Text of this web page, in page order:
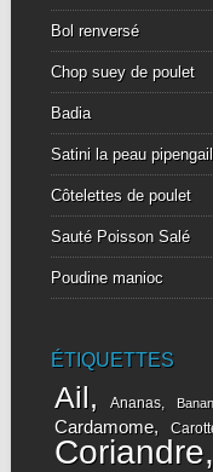
Bol renversé
Chop suey de poulet
Badia
Satini la peau
Côtelettes de poulet
Sauté Poisson Salé
Poudine manioc
ÉTIQUETTES
Ail Ananas
Cardamome
Coriandre